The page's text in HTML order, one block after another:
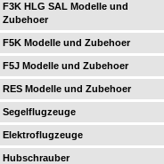
F3K HLG SAL Modelle und
Zubehoer
F5K Modelle und Zubehoer
F5J Modelle und Zubehoer
RES Modelle und Zubehoer
Segelflugzeuge
Elektroflugzeuge
Hubschrauber